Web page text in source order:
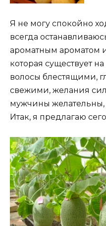
Я не могу спокойно
всегда
ароматным ароматом
которая существует
волосы блестящими,
свежими, желания
мужчины
Итак, я предлагаю